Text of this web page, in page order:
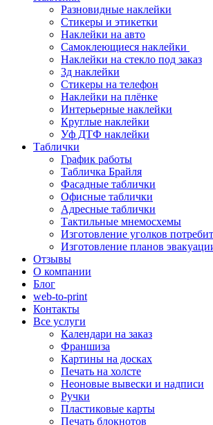
Разновидные наклейки
Стикеры и этикетки
Наклейки на авто
Самоклеющиеся наклейки
Наклейки на стекло под заказ
3д наклейки
Cтикеры на телефон
Наклейки на плёнке
Интерьерные наклейки
Круглые наклейки
Уф ДТФ наклейки
Таблички
График работы
Табличка Брайля
Фасадные таблички
Офисные таблички
Адресные таблички
Тактильные мнемосхемы
Изготовление уголков
Изготовление планов
Отзывы
О компании
Блог
web-to-print
Контакты
Все услуги
Календари на заказ
Франшиза
Картины на досках
Печать на холсте
Неоновые вывески и надписи
Ручки
Пластиковые карты
Печать блокнотов